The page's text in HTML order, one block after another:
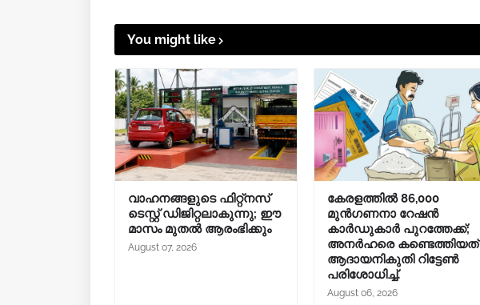
You might like
വാഹനങ്ങളുടെ ഫിറ്റ്‌നസ്
ടെസ്റ്റ് ഡിജിറ്റലാകുന്നു; ഈ
മാസം മുതൽ ആരംഭിക്കും
August 07, 2026
കേരളത്തിൽ 86,000
മുൻഗണനാ റേഷൻ
കാർഡുകാർ പുറത്തേക്ക്;
അനർഹരെ കണ്ടെത്തിയത്
ആദായനികുതി റിട്ടേൺ
പരിശോധിച്ച്.
August 06, 2026